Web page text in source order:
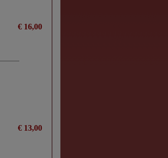
€ 16,00
€ 13,00